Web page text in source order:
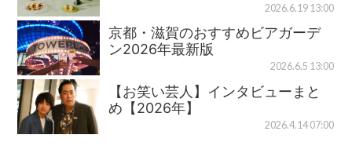
2026.6.19 13:00
京都・滋賀のおすすめビアガーデ
ン2026年最新版
2026.6.5 13:00
【お笑い芸人】インタビューまと
め【2026年】
2026.4.14 07:00